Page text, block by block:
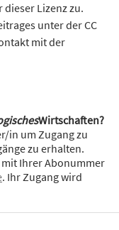
Lizenz zu.
unter der CC
mit der
Wirtschaften?
in um Zugang zu
zu erhalten.
mit Ihrer Abonummer
. Ihr Zugang wird